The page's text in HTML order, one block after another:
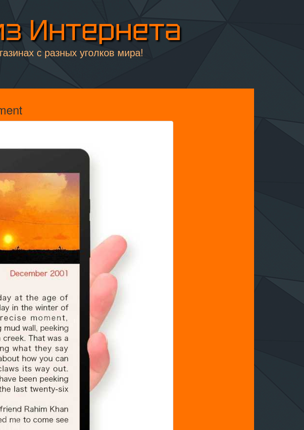
Интернета
с разных уголков мира!